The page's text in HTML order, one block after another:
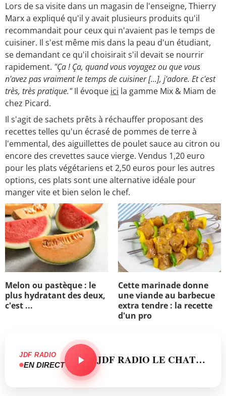
Lors de sa visite dans un magasin de l'enseigne, Thierry
Marx a expliqué qu'il y avait plusieurs produits qu'il
recommandait pour ceux qui n'avaient pas le temps de
cuisiner. Il s'est même mis dans la peau d'un étudiant,
se demandant ce qu'il choisirait s'il devait se nourrir
rapidement. "Ça ! Ça, quand vous voyagez ou que vous
n'avez pas vraiment le temps de cuisiner [...], j'adore. Et c'est
très, très pratique."Il évoque ici la gamme Mix & Miam de
chez Picard.
Il s'agit de sachets prêts à réchauffer proposant des
recettes telles qu'un écrasé de pommes de terre à
l'emmental, des aiguillettes de poulet sauce au citron ou
encore des crevettes sauce vierge. Vendus 1,20 euro
pour les plats végétariens et 2,50 euros pour les autres
options, ces plats sont une alternative idéale pour
manger vite et bien selon le chef.
Melon ou pastèque : le
plus hydratant des deux,
c'est ...
Cette marinade donne
une viande au barbecue
extra tendre : la recette
d'un pro
JDF RADIO
EN DIRECT JDF RADIO LE CHAT - ANNA